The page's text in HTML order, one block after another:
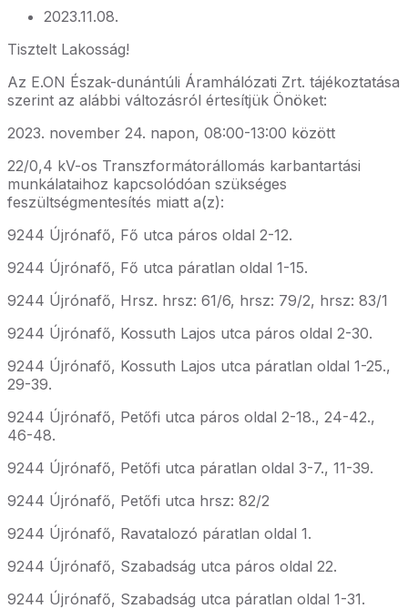
2023.11.08.
Tisztelt Lakosság!
Az E.ON Észak-dunántúli Áramhálózati Zrt. tájékoztatása
szerint az alábbi változásról értesítjük Önöket:
2023. november 24. napon, 08:00-13:00 között
22/0,4 kV-os Transzformátorállomás karbantartási
munkálataihoz kapcsolódóan szükséges
feszültségmentesítés miatt a(z):
9244 Újrónafő, Fő utca páros oldal 2-12.
9244 Újrónafő, Fő utca páratlan oldal 1-15.
9244 Újrónafő, Hrsz. hrsz: 61/6, hrsz: 79/2, hrsz: 83/1
9244 Újrónafő, Kossuth Lajos utca páros oldal 2-30.
9244 Újrónafő, Kossuth Lajos utca páratlan oldal 1-25.,
29-39.
9244 Újrónafő, Petőfi utca páros oldal 2-18., 24-42.,
46-48.
9244 Újrónafő, Petőfi utca páratlan oldal 3-7., 11-39.
9244 Újrónafő, Petőfi utca hrsz: 82/2
9244 Újrónafő, Ravatalozó páratlan oldal 1.
9244 Újrónafő, Szabadság utca páros oldal 22.
9244 Újrónafő, Szabadság utca páratlan oldal 1-31.